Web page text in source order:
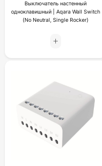
Выключатель настенный
одноклавишный | Aqara Wall Switch
(No Neutral, Single Rocker)